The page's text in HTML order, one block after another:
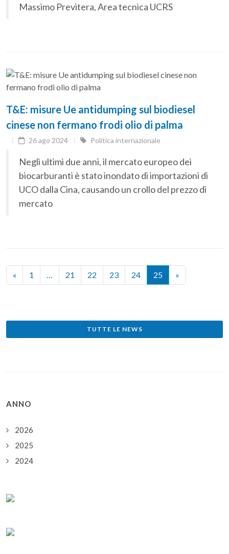
Massimo Previtera, Area tecnica UCRS
T&E: misure Ue antidumping sul biodiesel
cinese non fermano frodi olio di palma
26 ago 2024 Politica internazionale
Negli ultimi due anni, il mercato europeo dei
biocarburanti è stato inondato di importazioni di
UCO dalla Cina, causando un crollo del prezzo di
mercato
« 1 … 21 22 23 24 25 »
TUTTE LE NEWS
ANNO
2026
2025
2024